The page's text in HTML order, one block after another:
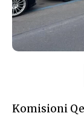
Komisioni